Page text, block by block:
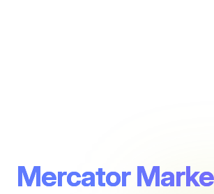
Mercator